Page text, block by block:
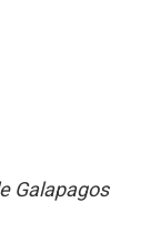
Galapagos